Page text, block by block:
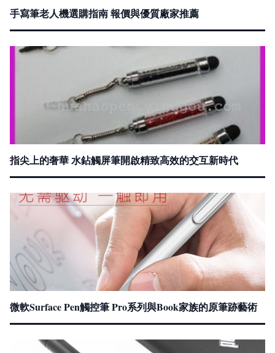
手寫筆老人機選購指南 報價與優質廠家推薦
指尖上的奢華 水鉆觸屏筆開啟精致高效的交互新時代
微軟Surface Pen觸控筆 Pro系列與Book家族的原筆跡藝術